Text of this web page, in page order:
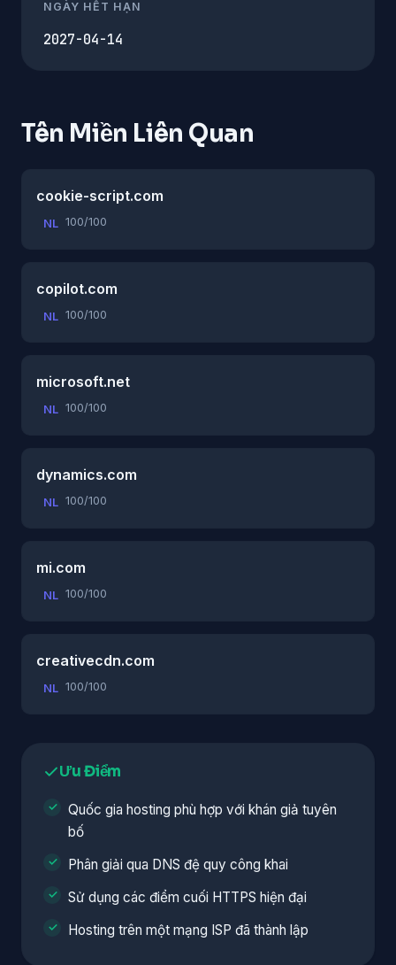
NGÀY HẾT HẠN
2027-04-14
Tên Miền Liên Quan
cookie-script.com
NL 100/100
copilot.com
NL 100/100
microsoft.net
NL 100/100
dynamics.com
NL 100/100
mi.com
NL 100/100
creativecdn.com
NL 100/100
Ưu Điểm
Quốc gia hosting phù hợp với khán giả tuyên
bố
Phân giải qua DNS đệ quy công khai
Sử dụng các điểm cuối HTTPS hiện đại
Hosting trên một mạng ISP đã thành lập